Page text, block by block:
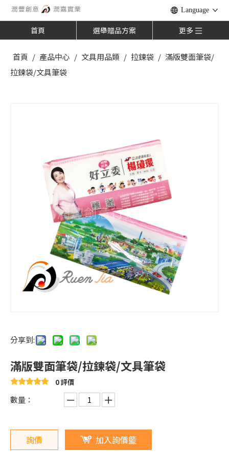
Language
首頁 選舉贈品方案 更多
首頁 / 產品中心 / 文具用品類 / 拉鍊袋 / 滿版雙面筆袋/
拉鍊袋/文具筆袋
分享到:
滿版雙面筆袋/拉鍊袋/文具筆袋
0 評價
數量：
詢價 加入詢價籃